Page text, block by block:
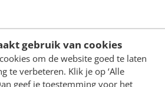
gebruik van cookies
om de website goed te laten
te verbeteren. Klik je op ‘Alle
geef je toestemming voor het